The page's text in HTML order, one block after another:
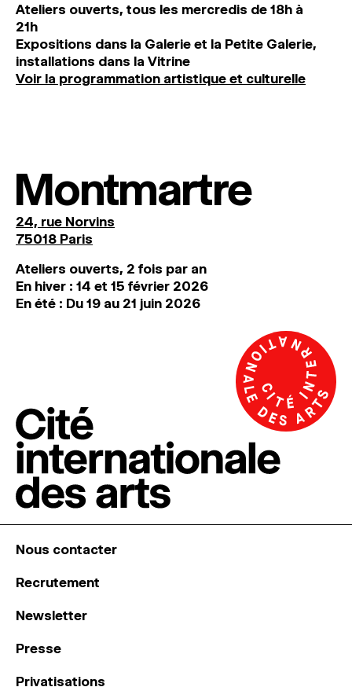
Ateliers ouverts, tous les mercredis de 18h à
21h
Expositions dans la Galerie et la Petite Galerie,
installations dans la Vitrine
Voir la programmation artistique et culturelle
Montmartre
24, rue Norvins
75018 Paris
Ateliers ouverts, 2 fois par an
En hiver : 14 et 15 février 2026
En été : Du 19 au 21 juin 2026
Nous contacter
Recrutement
Newsletter
Presse
Privatisations